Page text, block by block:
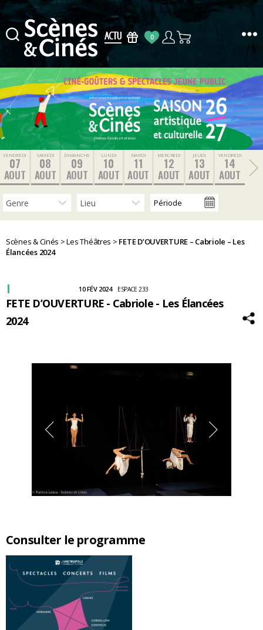
&
Cinés
0
VENDREDI
07
AOUT
SAMEDI
08
AOUT
DIMANCHE
09
AOUT
LUNDI
10
AOUT
MARDI
11
AOUT
MERCREDI
12
AOUT
JEUDI
13
AOUT
VENDREDI
14
AOUT
Scènes & Cinés >Les Théâtres > FETE D’OUVERTURE – Cabriole – Les
Élancées 2024
Consulter le programme
FETE D’OUVERTURE - Cabriole - Les Élancées
2024
10 FÉV 2024 ESPACE 233